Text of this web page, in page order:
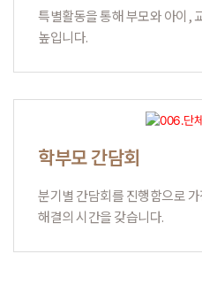
특별활동을 통해 부모와 아이,
높입니다.
학부모 간담회
분기별 간담회를 진행함으로
해결의 시간을 갖습니다.